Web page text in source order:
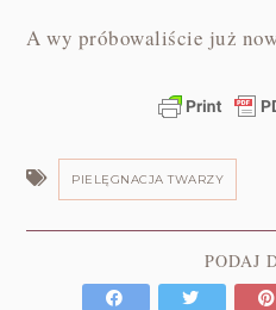
A wy próbowaliście już
PIELĘGNACJA TWARZY
PODAJ